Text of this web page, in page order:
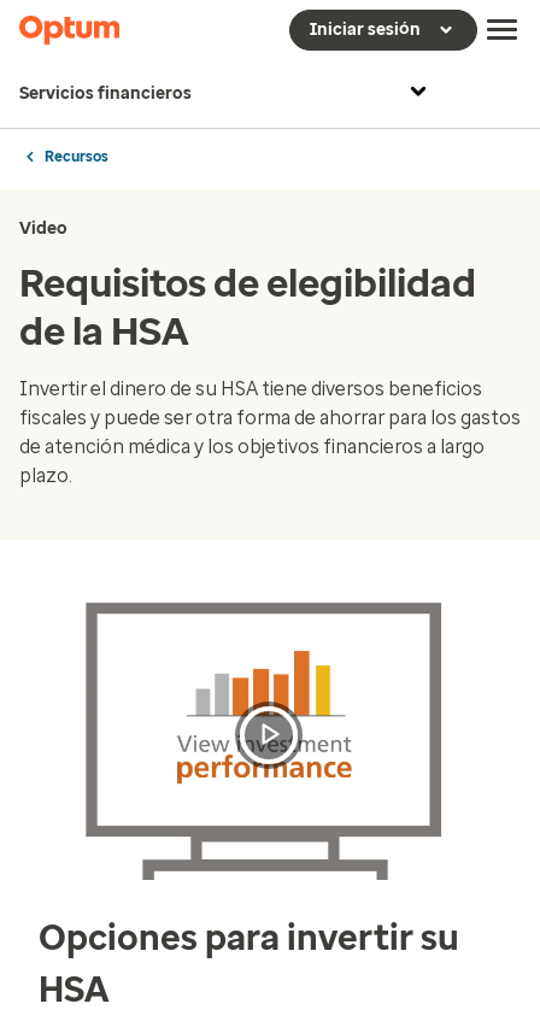
Iniciar sesión
Servicios financieros
Recursos
Video
Requisitos de elegibilidad
de la HSA
Invertir el dinero de su HSA tiene diversos beneficios
fiscales y puede ser otra forma de ahorrar para los gastos
de atención médica y los objetivos financieros a largo
plazo.
Play
Video
Opciones para invertir su
HSA